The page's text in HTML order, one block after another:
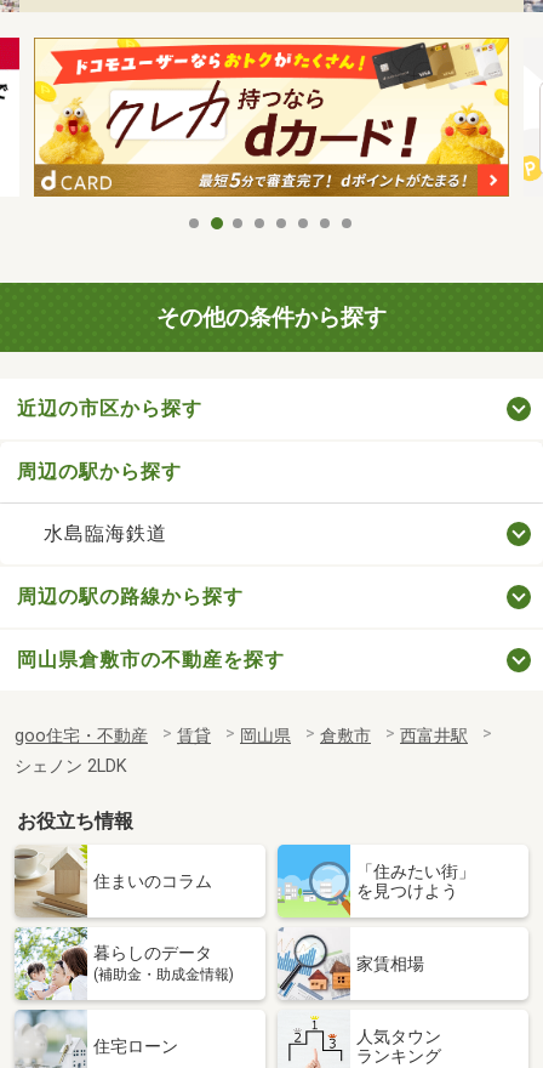
その他の条件から探す
近辺の市区から探す
周辺の駅から探す
水島臨海鉄道
周辺の駅の路線から探す
岡山県倉敷市の不動産を探す
goo住宅・不動産 賃貸 岡山県 倉敷市
西富井駅
シェノン 2LDK
お役立ち情報
住まいのコラム
「住みたい街」
を見つけよう
暮らしのデータ
(補助金・助成金情報)
家賃相場
住宅ローン
人気タウン
ランキング